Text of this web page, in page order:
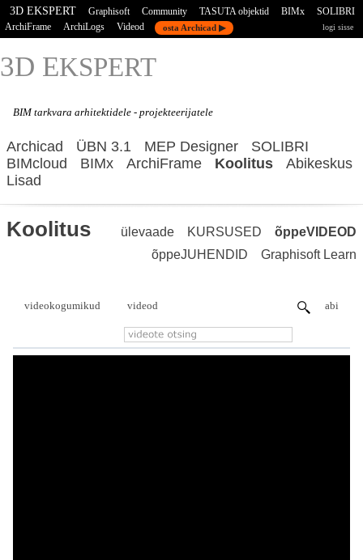
3D EKSPERT Graphisoft Community TASUTA objektid BIMx
SOLIBRI
ArchiFrame
ArchiLogs Videod osta Archicad ▶ logi sisse
3D EKSPERT
BIM tarkvara arhitektidele - projekteerijatele
Archicad ÜBN 3.1 MEP Designer
SOLIBRI
BIMcloud
BIMx ArchiFrame Koolitus
Abikeskus
Lisad
Koolitus ülevaade KURSUSED
õppeVIDEOD
õppeJUHENDID
Graphisoft Learn
videokogumikud videod abi